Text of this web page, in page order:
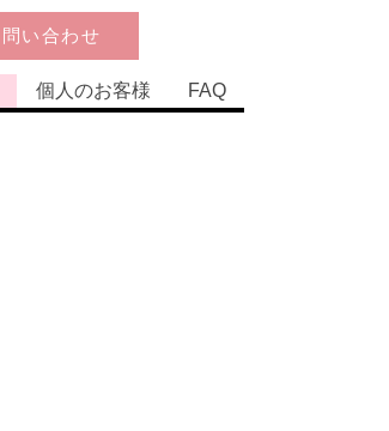
問い合わせ
個人のお客様 FAQ